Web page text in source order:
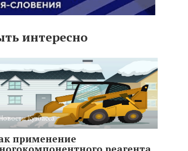
интересно
Кузбасса
применение